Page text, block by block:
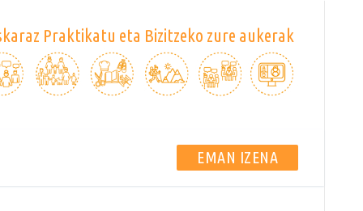
Praktikatu eta Bizitzeko zure aukerak
EMAN IZENA